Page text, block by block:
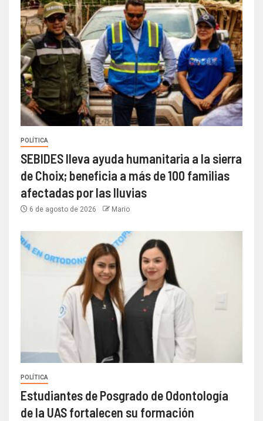
POLÍTICA
SEBIDES lleva ayuda humanitaria a la sierra
de Choix; beneficia a más de 100 familias
afectadas por las lluvias
6 de agosto de 2026 Mario
POLÍTICA
Estudiantes de Posgrado de Odontología
de la UAS fortalecen su formación